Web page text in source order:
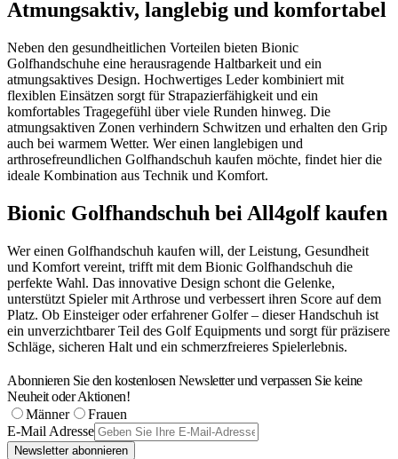
Atmungsaktiv, langlebig und komfortabel
Neben den gesundheitlichen Vorteilen bieten Bionic
Golfhandschuhe eine herausragende Haltbarkeit und ein
atmungsaktives Design. Hochwertiges Leder kombiniert mit
flexiblen Einsätzen sorgt für Strapazierfähigkeit und ein
komfortables Tragegefühl über viele Runden hinweg. Die
atmungsaktiven Zonen verhindern Schwitzen und erhalten den Grip
auch bei warmem Wetter. Wer einen langlebigen und
arthrosefreundlichen Golfhandschuh kaufen möchte, findet hier die
ideale Kombination aus Technik und Komfort.
Bionic Golfhandschuh bei All4golf kaufen
Wer einen Golfhandschuh kaufen will, der Leistung, Gesundheit
und Komfort vereint, trifft mit dem Bionic Golfhandschuh die
perfekte Wahl. Das innovative Design schont die Gelenke,
unterstützt Spieler mit Arthrose und verbessert ihren Score auf dem
Platz. Ob Einsteiger oder erfahrener Golfer – dieser Handschuh ist
ein unverzichtbarer Teil des Golf Equipments und sorgt für präzisere
Schläge, sicheren Halt und ein schmerzfreieres Spielerlebnis.
Abonnieren Sie den kostenlosen Newsletter und verpassen Sie keine
Neuheit oder Aktionen!
Männer
Frauen
E-Mail Adresse
Newsletter abonnieren